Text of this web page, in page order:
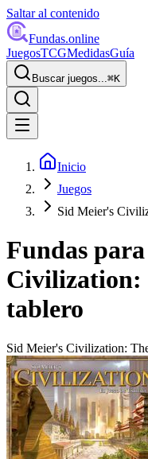
Saltar al contenido
Fundas.online
JuegosTCGMedidasGuía
Buscar juegos...⌘K
Inicio
Juegos
Sid Meier's
Fundas para
Civilization:
tablero
Sid Meier's Civilization: